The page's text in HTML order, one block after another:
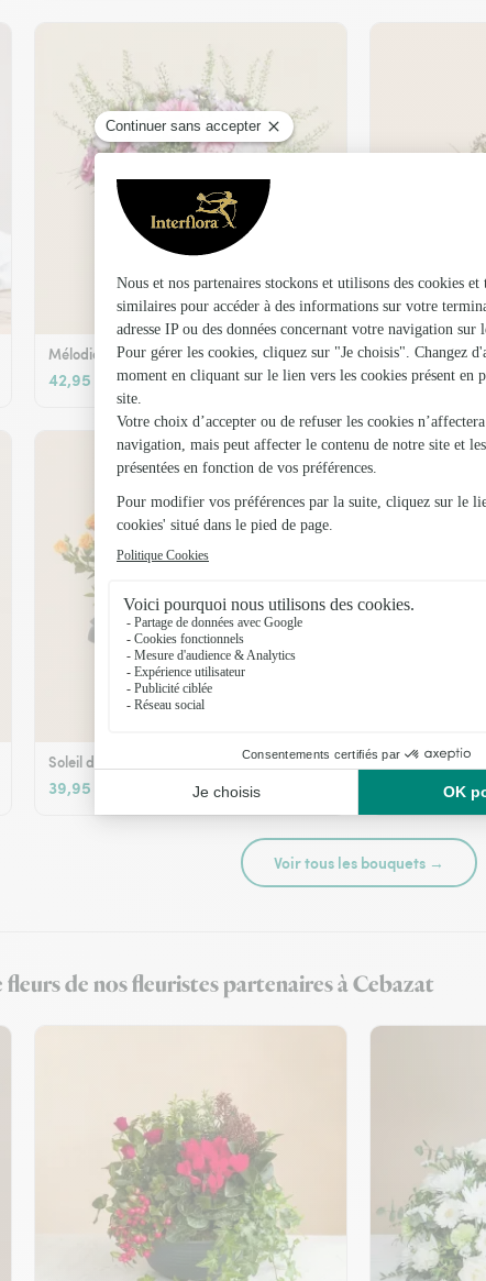
Mélodie et son vase offert
42,95 €
Plaisir fleuri
36,95 €
Soleil d'été
39,95 €
Tutti frutti
44,95 €
Voir tous les bouquets →
de nos fleuristes partenaires à Cebazat